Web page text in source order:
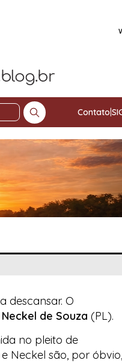
Contato
descansar. O
de Souza (PL).
no pleito de
Neckel são, por óbvio,